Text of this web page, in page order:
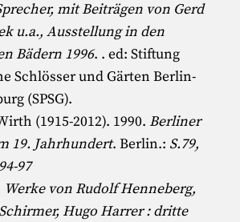
mit Beiträgen von Gerd
u.a., Ausstellung in den
Bädern 1996. . ed:Stiftung
Schlösser und Gärten Berlin-
(SPSG).
(1915-2012). 1990. Berliner
19. Jahrhundert. Berlin.: S.79,
97
Werke von Rudolf Henneberg,
Hugo Harrer : dritte